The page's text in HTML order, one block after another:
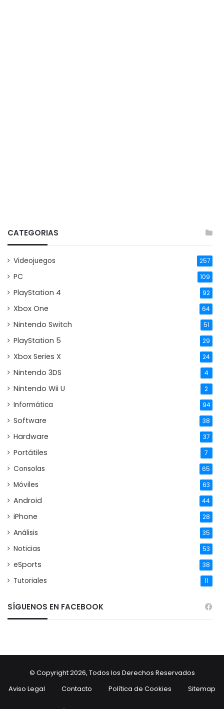
CATEGORIAS
Videojuegos 257
PC 109
PlayStation 4 92
Xbox One 64
Nintendo Switch 51
PlayStation 5 29
Xbox Series X 24
Nintendo 3DS 4
Nintendo Wii U 2
Informática 94
Software 38
Hardware 37
Portátiles 7
Consolas 65
Móviles 63
Android 44
iPhone 28
Análisis 35
Noticias 53
eSports 38
Tutoriales 11
SÍGUENOS EN FACEBOOK
© Copyright 2026, Todos los Derechos Reservados
Aviso Legal
Contacto Política de Cookies Sitemap